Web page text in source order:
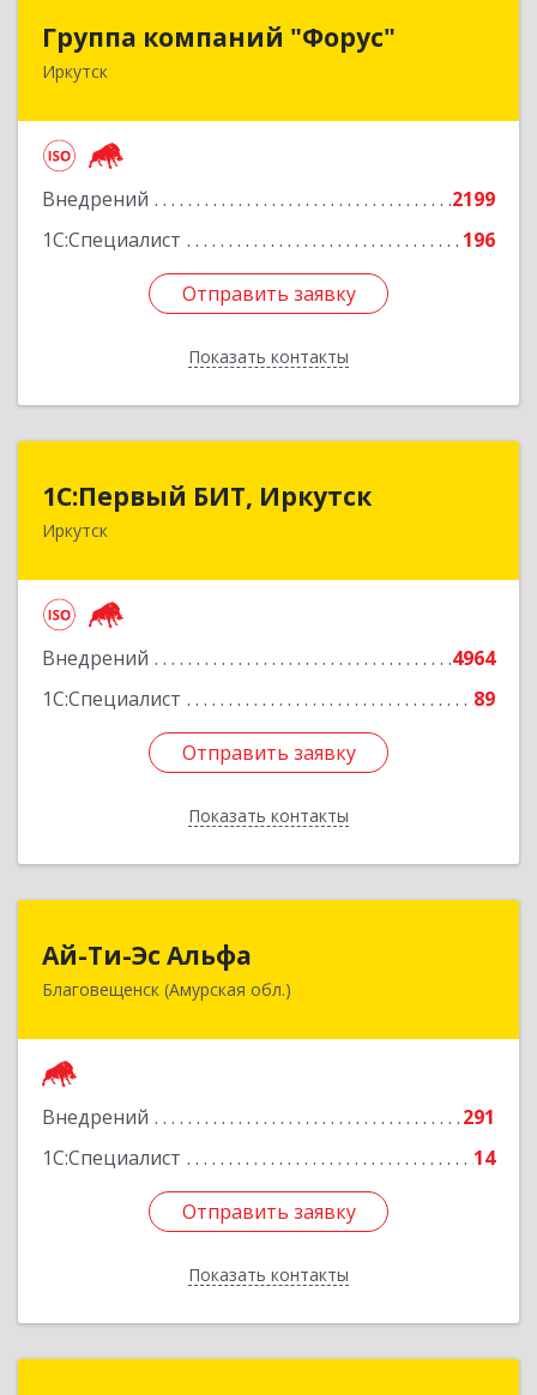
Группа компаний "Форус"
Иркутск
Внедрений
2199
1С:Специалист
196
Отправить заявку
Показать контакты
Группа компаний "Форус"
664007, Иркутская обл, Иркутск г, Ямская ул,
Отправить заявку
Назад
1С:Первый БИТ, Иркутск
Иркутск
Внедрений
4964
1С:Специалист
89
Отправить заявку
Показать контакты
1С:Первый БИТ, Иркутск
664007, Иркутская обл, Иркутск г, Декабрьских
Отправить заявку
Назад
Ай-Ти-Эс Альфа
Благовещенск (Амурская обл.)
Внедрений
291
1С:Специалист
14
Отправить заявку
Показать контакты
675000, Амурская обл, Благовещенск г, Зейская
Отправить заявку
Назад